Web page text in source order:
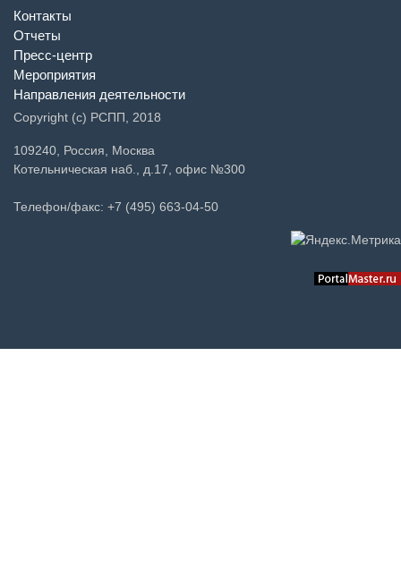
Международное сотрудничество
Контакты
Отчеты
Пресс-центр
Мероприятия
Направления деятельности
109240, Россия, Москва